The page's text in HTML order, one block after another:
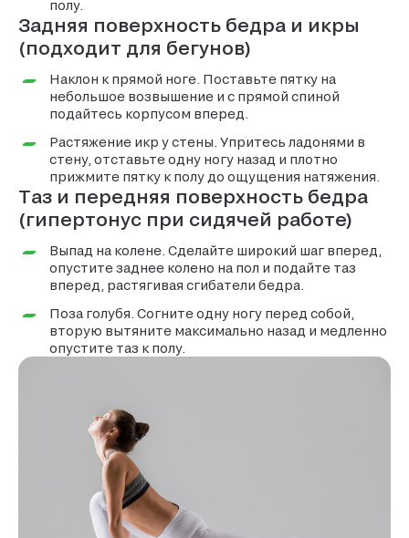
полу.
Задняя поверхность бедра и икры
(подходит для бегунов)
Наклон к прямой ноге. Поставьте пятку на
небольшое возвышение и с прямой спиной
подайтесь корпусом вперед.
Растяжение икр у стены. Упритесь ладонями в
стену, отставьте одну ногу назад и плотно
прижмите пятку к полу до ощущения натяжения.
Таз и передняя поверхность бедра
(гипертонус при сидячей работе)
Выпад на колене. Сделайте широкий шаг вперед,
опустите заднее колено на пол и подайте таз
вперед, растягивая сгибатели бедра.
Поза голубя. Согните одну ногу перед собой,
вторую вытяните максимально назад и медленно
опустите таз к полу.